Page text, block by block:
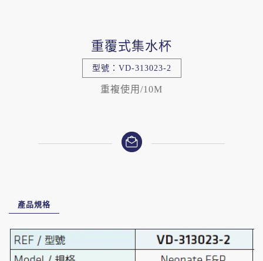
重覆式集水杯
型號：VD-313023-2
重複使用/10M
產品規格